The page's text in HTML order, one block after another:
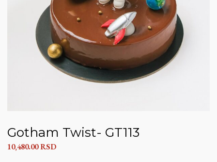
Gotham Twist- GT113
10,480.00RSD